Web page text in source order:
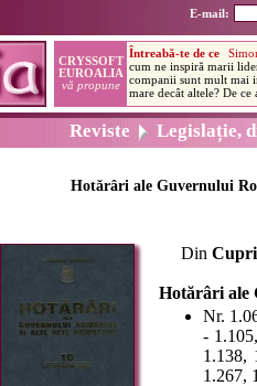
E-mail:
Reviste Legislație,
Hotărâri ale Guvernului
Din
Hotărâri ale
Nr.
-
1.138,
1.267,